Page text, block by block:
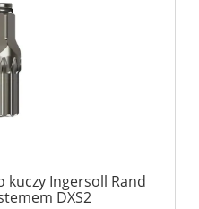
kuczy Ingersoll Rand
DXS2